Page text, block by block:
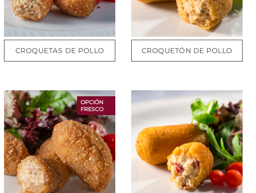
CROQUETAS DE POLLO CROQUETÓN DE POLLO
OPCIÓN
FRESCO